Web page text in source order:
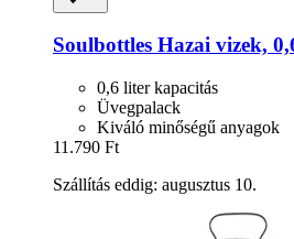
Soulbottles Hazai vizek,
0,6 liter kapacitás
Üvegpalack
Kiváló minőségű anyagok
11.790 Ft
Szállítás eddig: augusztus 10.